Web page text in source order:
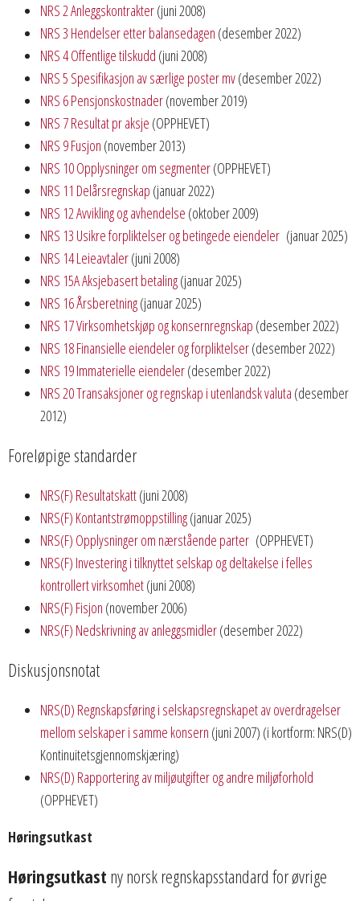
NRS 2 Anleggskontrakter(juni 2008)
NRS 3 Hendelser etter balansedagen (desember 2022)
NRS 4 Offentlige tilskudd (juni 2008)
NRS 5 Spesifikasjon av særlige poster mv(desember 2022)
NRS 6 Pensjonskostnader(november 2019)
NRS 7 Resultat pr aksje (OPPHEVET)
NRS 9 Fusjon (november 2013)
NRS 10 Opplysninger om segmenter(OPPHEVET)
NRS 11 Delårsregnskap (januar 2022)
NRS 12 Avvikling og avhendelse (oktober 2009)
NRS 13 Usikre forpliktelser og betingede eiendeler (januar 2025)
NRS 14 Leieavtaler(juni 2008)
NRS 15A Aksjebasert betaling(januar 2025)
NRS 16 Årsberetning(januar 2025)
NRS 17 Virksomhetskjøp og konsernregnskap (desember 2022)
NRS 18 Finansielle eiendeler og forpliktelser(desember 2022)
NRS 19 Immaterielle eiendeler(desember 2022)
NRS 20 Transaksjoner og regnskap i utenlandsk valuta (desember
2012)
Foreløpige standarder
NRS(F) Resultatskatt(juni 2008)
NRS(F) Kontantstrømoppstilling(januar 2025)
NRS(F) Opplysninger om nærstående parter (OPPHEVET)
NRS(F) Investering i tilknyttet selskap og deltakelse i felles
kontrollert virksomhet(juni 2008)
NRS(F) Fisjon (november 2006)
NRS(F) Nedskrivning av anleggsmidler(desember 2022)
Diskusjonsnotat
NRS(D) Regnskapsføring i selskapsregnskapet av overdragelser
mellom selskaper i samme konsern (juni 2007) (i kortform: NRS(D)
Kontinuitetsgjennomskjæring)
NRS(D) Rapportering av miljøutgifter og andre miljøforhold
(OPPHEVET)
Høringsutkast
Høringsutkast ny norsk regnskapsstandard for øvrige